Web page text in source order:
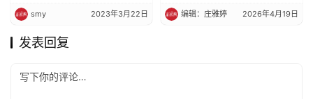
smy 2023年3月22日 编辑：庄雅婷 2026年4月19日
发表回复